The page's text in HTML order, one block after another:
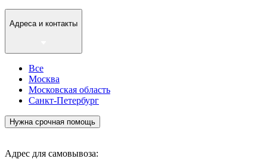
Адреса и контакты
Все
Москва
Московская область
Санкт-Петербург
Нужна срочная помощь
Адрес для самовывоза: